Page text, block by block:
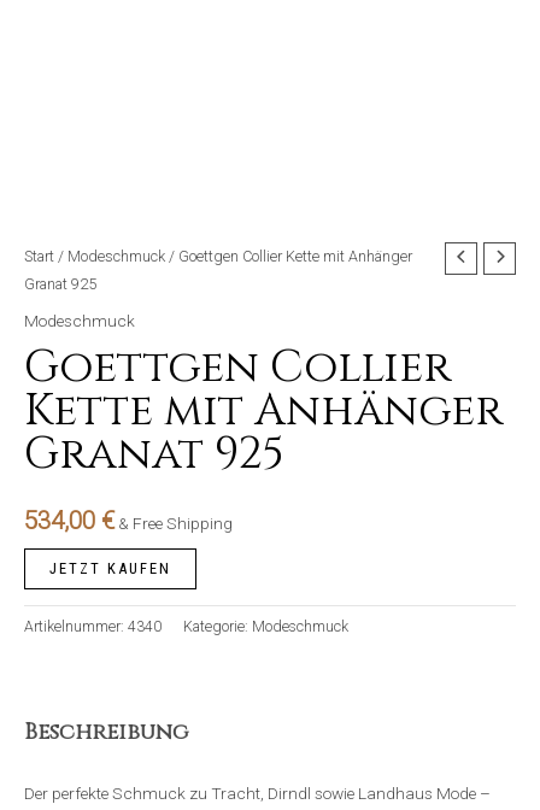
Start / Modeschmuck / Goettgen Collier Kette mit Anhänger
Granat 925
Modeschmuck
Goettgen Collier
Kette mit Anhänger
Granat 925
534,00 € & Free Shipping
JETZT KAUFEN
Artikelnummer: 4340 Kategorie: Modeschmuck
Beschreibung
Der perfekte Schmuck zu Tracht, Dirndl sowie Landhaus Mode –